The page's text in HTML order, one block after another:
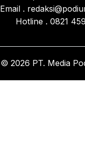
Email .
Hotline . 0821
© 2026 PT. Media